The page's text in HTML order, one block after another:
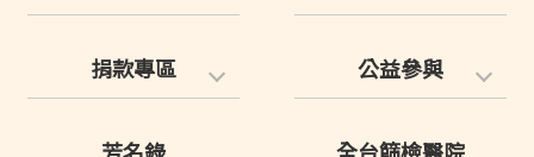
捐款專區 公益參與